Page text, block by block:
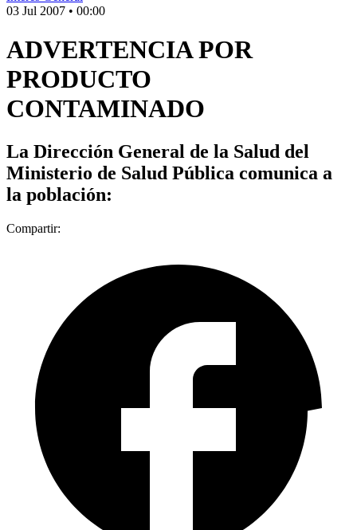
03 Jul 2007 • 00:00
ADVERTENCIA POR
PRODUCTO
CONTAMINADO
La Dirección General de la Salud del
Ministerio de Salud Pública comunica a
la población:
Compartir: